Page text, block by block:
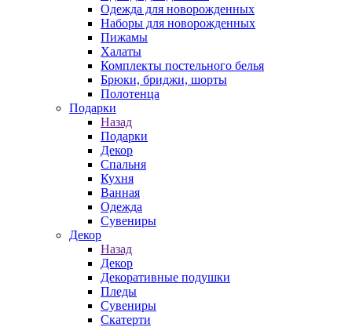
Одежда для новорожденных
Наборы для новорожденных
Пижамы
Халаты
Комплекты постельного белья
Брюки, бриджи, шорты
Полотенца
Подарки
Назад
Подарки
Декор
Спальня
Кухня
Ванная
Одежда
Сувениры
Декор
Назад
Декор
Декоративные подушки
Пледы
Сувениры
Скатерти